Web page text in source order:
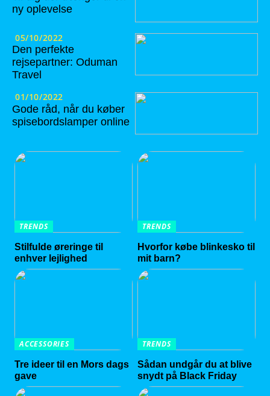
ny oplevelse
05/10/2022
Den perfekte
rejsepartner: Oduman
Travel
01/10/2022
Gode råd, når du køber
spisebordslamper online
TRENDS
Stilfulde øreringe til
enhver lejlighed
TRENDS
Hvorfor købe blinkesko til
mit barn?
ACCESSORIES
Tre ideer til en Mors dags
gave
TRENDS
Sådan undgår du at blive
snydt på Black Friday